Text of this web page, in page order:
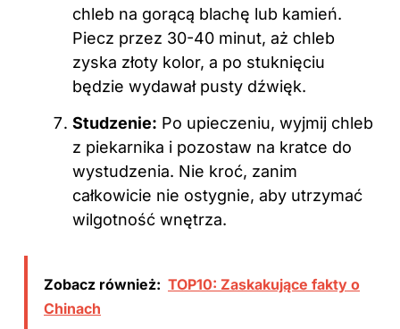
chleb na gorącą blachę lub kamień.
Piecz przez 30-40 minut, aż chleb
zyska złoty kolor, a po stuknięciu
będzie wydawał pusty dźwięk.
Studzenie: Po upieczeniu, wyjmij chleb
z piekarnika i pozostaw na kratce do
wystudzenia. Nie kroć, zanim
całkowicie nie ostygnie, aby utrzymać
wilgotność wnętrza.
Zobacz również: TOP10: Zaskakujące fakty o
Chinach